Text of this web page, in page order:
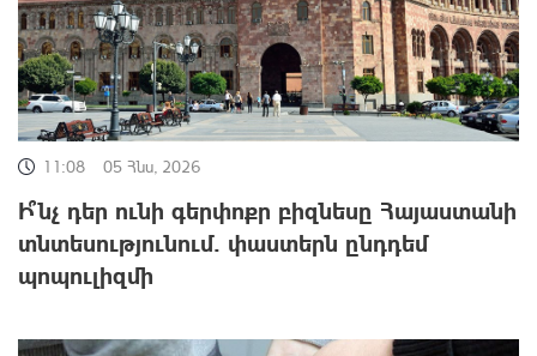
11:08 05 Հնս, 2026
Ի՞նչ դեր ունի գերփոքր բիզնեսը Հայաստանի
տնտեսությունում․ փաստերն ընդդեմ
պոպուլիզմի